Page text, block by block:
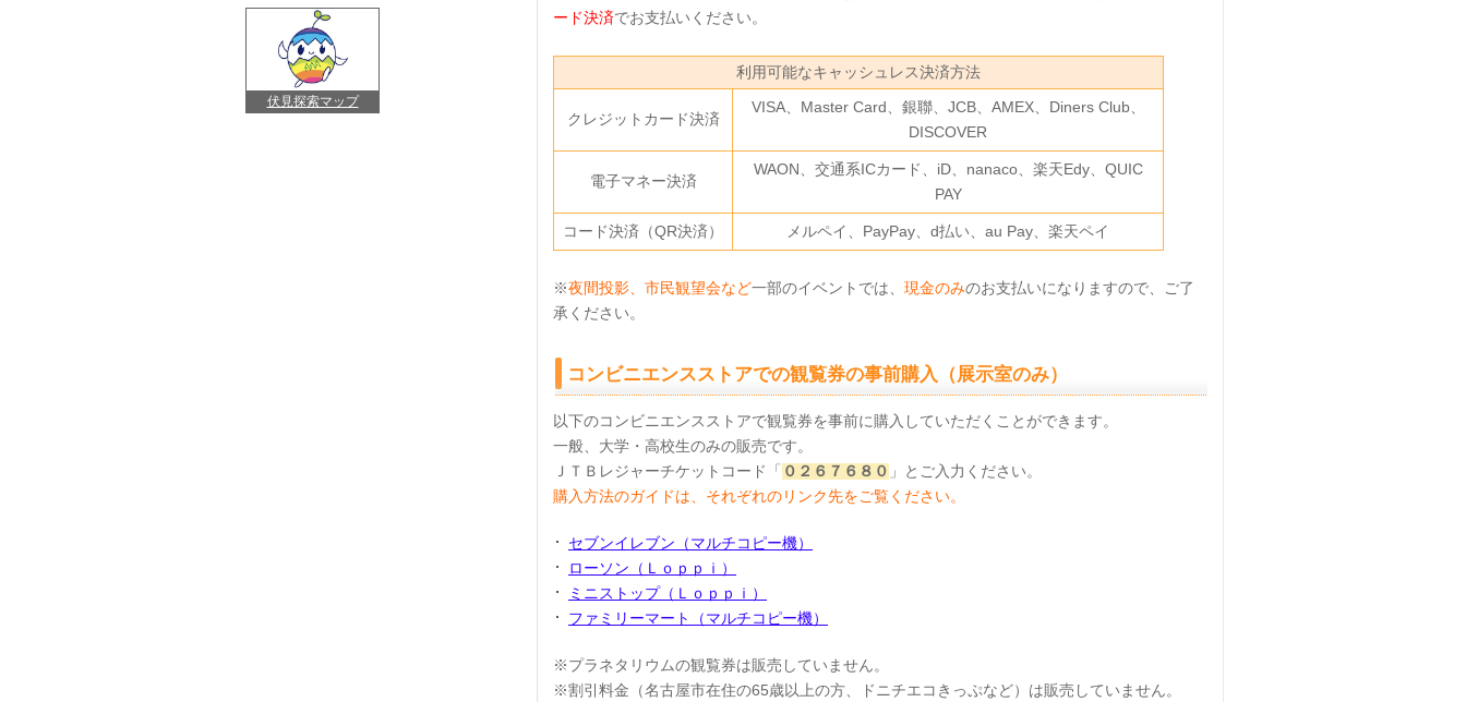
ード決済でお支払いください。
利用可能なキャッシュレス決済方法
クレジットカード決済
VISA、Master Card、銀聯、JCB、AMEX、Diners Club、
DISCOVER
電子マネー決済
WAON、交通系ICカード、iD、nanaco、楽天Edy、QUIC
PAY
コード決済（QR決済） メルペイ、PayPay、d払い、au Pay、楽天ペイ
※夜間投影、市民観望会など一部のイベントでは、 現金のみのお支払いになりますので、ご了
承ください。
コンビニエンスストアでの観覧券の事前購入（展示室のみ）
以下のコンビニエンスストアで観覧券を事前に購入していただくことができます。
一般、大学・高校生のみの販売です。
ＪＴＢレジャーチケットコード「 ０２６７６８０ 」とご入力ください。
購入方法のガイドは、それぞれのリンク先をご覧ください。
セブンイレブン（マルチコピー機）
ローソン（Ｌｏｐｐｉ）
ミニストップ（Ｌｏｐｐｉ）
ファミリーマート（マルチコピー機）
※プラネタリウムの観覧券は販売していません。
※割引料金（名古屋市在住の65歳以上の方、ドニチエコきっぷなど）は販売していません。
伏見探索マップ